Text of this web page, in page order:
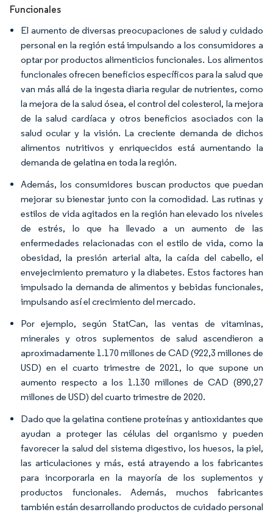
Funcionales
El aumento de diversas preocupaciones de salud y cuidado
personal en la región está impulsando a los consumidores a
optar por productos alimenticios funcionales. Los alimentos
funcionales ofrecen beneficios específicos para la salud que
van más allá de la ingesta diaria regular de nutrientes, como
la mejora de la salud ósea, el control del colesterol, la mejora
de la salud cardíaca y otros beneficios asociados con la
salud ocular y la visión. La creciente demanda de dichos
alimentos nutritivos y enriquecidos está aumentando la
demanda de gelatina en toda la región.
Además, los consumidores buscan productos que puedan
mejorar su bienestar junto con la comodidad. Las rutinas y
estilos de vida agitados en la región han elevado los niveles
de estrés, lo que ha llevado a un aumento de las
enfermedades relacionadas con el estilo de vida, como la
obesidad, la presión arterial alta, la caída del cabello, el
envejecimiento prematuro y la diabetes. Estos factores han
impulsado la demanda de alimentos y bebidas funcionales,
impulsando así el crecimiento del mercado.
Por ejemplo, según StatCan, las ventas de vitaminas,
minerales y otros suplementos de salud ascendieron a
aproximadamente 1.170 millones de CAD (922,3 millones de
USD) en el cuarto trimestre de 2021, lo que supone un
aumento respecto a los 1.130 millones de CAD (890,27
millones de USD) del cuarto trimestre de 2020.
Dado que la gelatina contiene proteínas y antioxidantes que
ayudan a proteger las células del organismo y pueden
favorecer la salud del sistema digestivo, los huesos, la piel,
las articulaciones y más, está atrayendo a los fabricantes
para incorporarla en la mayoría de los suplementos y
productos funcionales. Además, muchos fabricantes
también están desarrollando productos de cuidado personal